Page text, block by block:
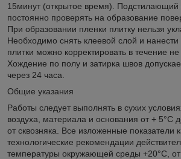
15минут (открытое время). Подстилающий
постоянно проверять на образование
При образовании пленки плитку нельзя
Необходимо снять клеевой слой и
плитки можно корректировать в течение
Хождение по полу и затирка швов
через 24 часа.
Общие указания
Работы следует выполнять в сухих
воздуха, материала и основания от + 5°С
от сквозняка. Все изложенные показатели
технологические рекомендации
температуры окружающей среды +20°С,